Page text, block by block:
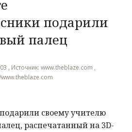
подарили
палец
, Источник: www.theblaze.com ,
своему учителю
распечатанный на 3D-